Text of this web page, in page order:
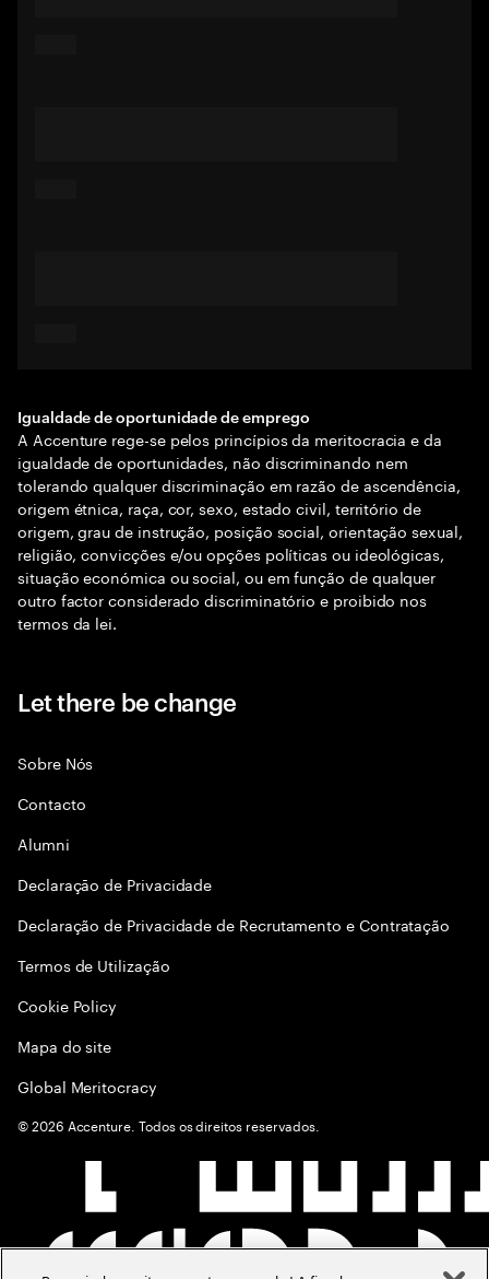
Igualdade de oportunidade de emprego
A Accenture rege-se pelos princípios da meritocracia e da
igualdade de oportunidades, não discriminando nem
tolerando qualquer discriminação em razão de ascendência,
origem étnica, raça, cor, sexo, estado civil, território de
origem, grau de instrução, posição social, orientação sexual,
religião, convicções e/ou opções políticas ou ideológicas,
situação económica ou social, ou em função de qualquer
outro factor considerado discriminatório e proibido nos
termos da lei.
Let there be change
Sobre Nós
Contacto
Alumni
Declaraçāo de Privacidade
Declaração de Privacidade de Recrutamento e Contratação
Termos de Utilização
Cookie Policy
Mapa do site
Global Meritocracy
©2026 Accenture. Todos os direitos reservados.